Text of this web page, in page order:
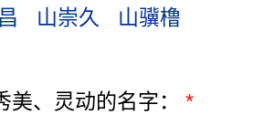
山崇久
山骥橹
美、灵动的名字：*